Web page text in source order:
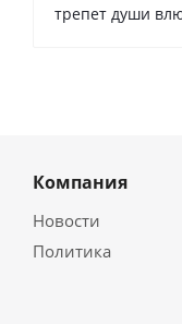
трепет души
Компания
Новости
Политика